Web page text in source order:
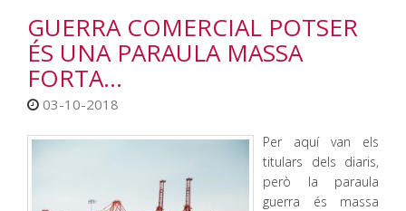
GUERRA COMERCIAL POTSER
ÉS UNA PARAULA MASSA
FORTA…
03-10-2018
Per aquí van els
titulars dels diaris,
però la paraula
guerra és massa